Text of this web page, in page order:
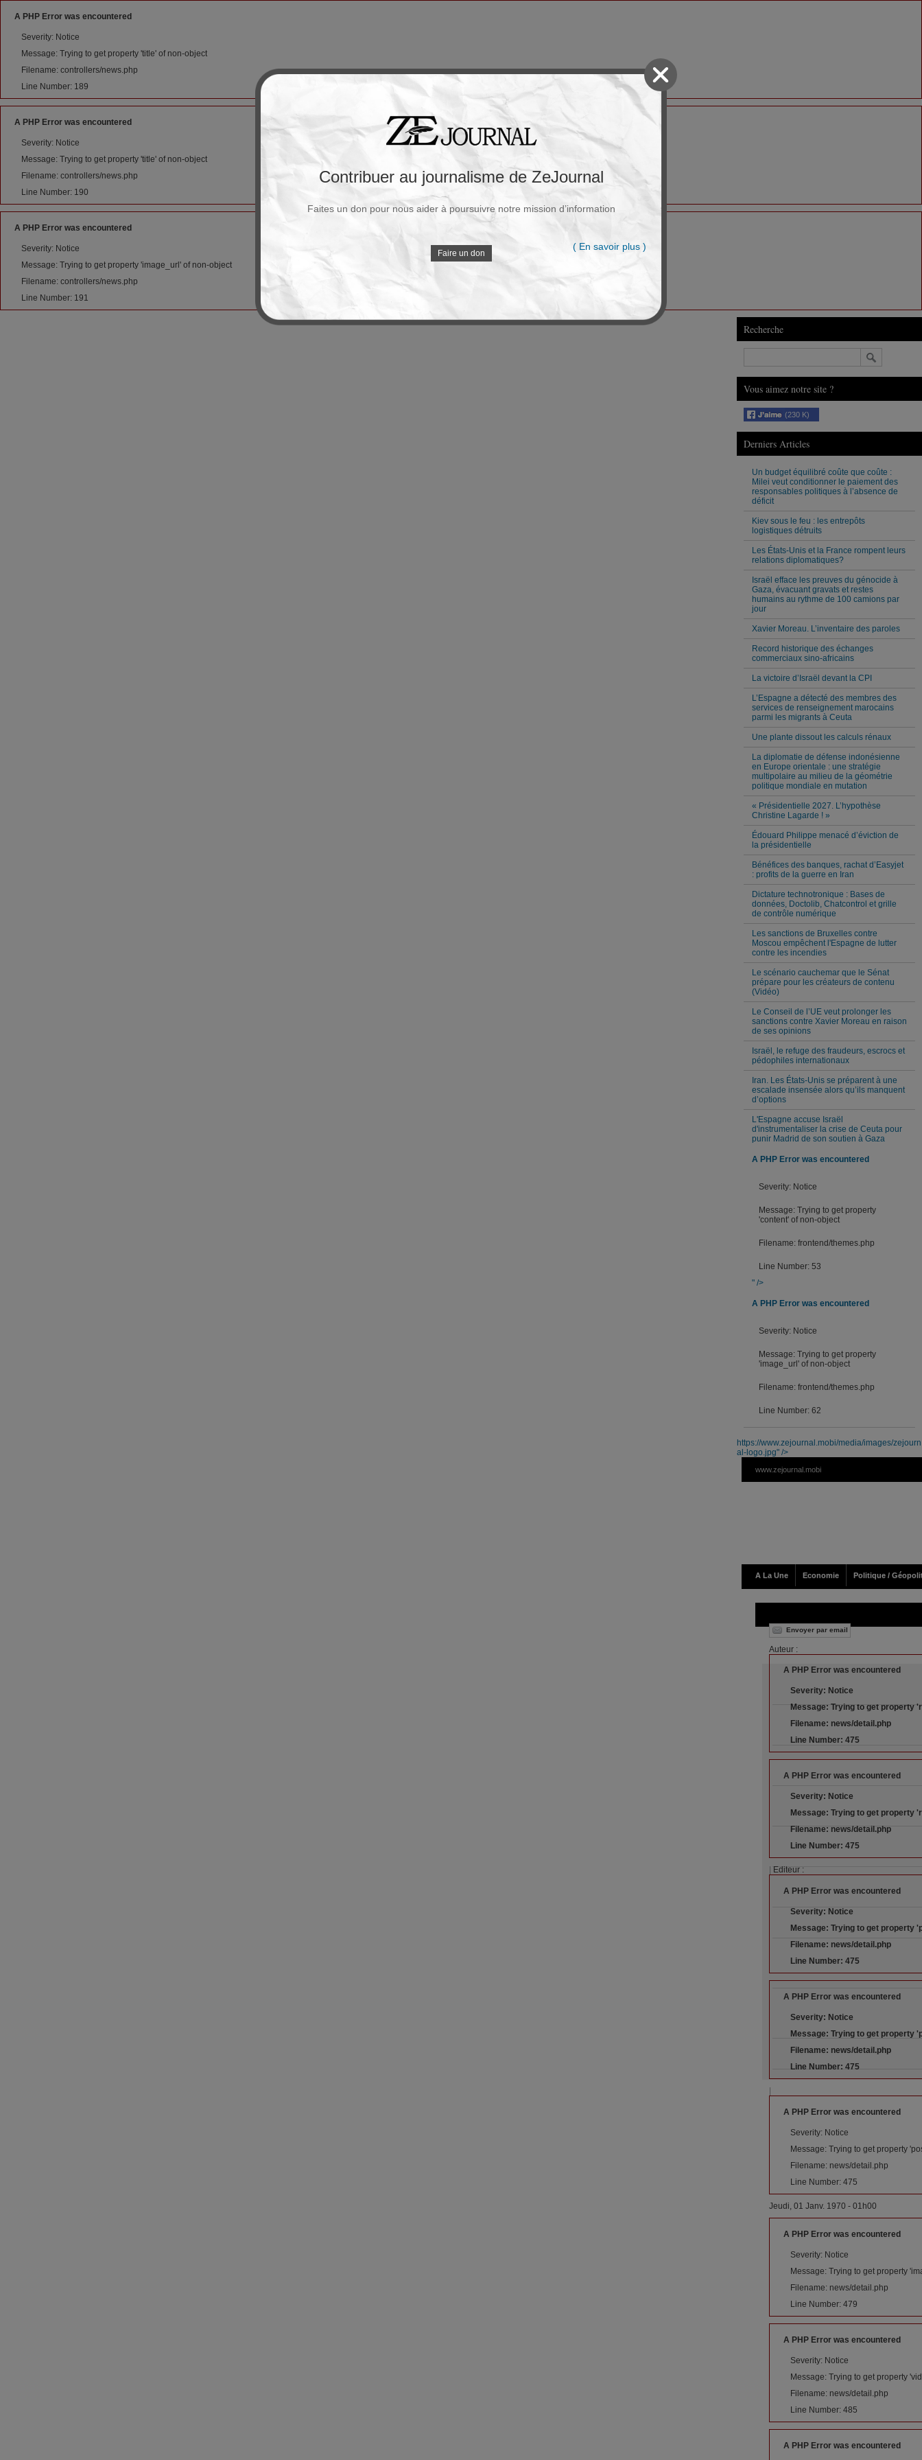
A PHP Error was encountered
Severity: Notice
Message: Trying to get property 'title' of non-object
Filename: controllers/news.php
Line Number: 189
A PHP Error was encountered
Severity: Notice
Message: Trying to get property 'title' of non-object
Filename: controllers/news.php
Line Number: 190
A PHP Error was encountered
Severity: Notice
Message: Trying to get property 'image_url' of non-object
Filename: controllers/news.php
Line Number: 191
Recherche
Vous aimez notre site ?
(230 K)
Derniers Articles
Un budget équilibré coûte que coûte :
Milei veut conditionner le paiement des
responsables politiques à l’absence de
déficit
Kiev sous le feu : les entrepôts
logistiques détruits
Les États-Unis et la France rompent leurs
relations diplomatiques?
Israël efface les preuves du génocide à
Gaza, évacuant gravats et restes
humains au rythme de 100 camions par
jour
Xavier Moreau. L’inventaire des paroles
Record historique des échanges
commerciaux sino-africains
La victoire d’Israël devant la CPI
L’Espagne a détecté des membres des
services de renseignement marocains
parmi les migrants à Ceuta
Une plante dissout les calculs rénaux
La diplomatie de défense indonésienne
en Europe orientale : une stratégie
multipolaire au milieu de la géométrie
politique mondiale en mutation
« Présidentielle 2027. L’hypothèse
Christine Lagarde ! »
Édouard Philippe menacé d’éviction de
la présidentielle
Bénéfices des banques, rachat d’Easyjet
: profits de la guerre en Iran
Dictature technotronique : Bases de
données, Doctolib, Chatcontrol et grille
de contrôle numérique
Les sanctions de Bruxelles contre
Moscou empêchent l'Espagne de lutter
contre les incendies
Le scénario cauchemar que le Sénat
prépare pour les créateurs de contenu
(Vidéo)
Le Conseil de l’UE veut prolonger les
sanctions contre Xavier Moreau en raison
de ses opinions
Israël, le refuge des fraudeurs, escrocs et
pédophiles internationaux
Iran. Les États-Unis se préparent à une
escalade insensée alors qu’ils manquent
d’options
L'Espagne accuse Israël
d'instrumentaliser la crise de Ceuta pour
punir Madrid de son soutien à Gaza
A PHP Error was encountered
Severity: Notice
Message: Trying to get property
'content' of non-object
Filename: frontend/themes.php
Line Number: 53
" />
A PHP Error was encountered
Severity: Notice
Message: Trying to get property
'image_url' of non-object
Filename: frontend/themes.php
Line Number: 62
https://www.zejournal.mobi/media/images/zejourn
al-logo.jpg" />
www.zejournal.mobi
A La Une Economie Politique /
Envoyer par email
Auteur :
A PHP Error was encountered
Severity: Notice
Message: Trying to get property
Filename: news/detail.php
Line Number: 475
A PHP Error was encountered
Severity: Notice
Message: Trying to get property
Filename: news/detail.php
Line Number: 475
Editeur :
A PHP Error was encountered
Severity: Notice
Message: Trying to get property
Filename: news/detail.php
Line Number: 475
A PHP Error was encountered
Severity: Notice
Message: Trying to get property
Filename: news/detail.php
Line Number: 475
A PHP Error was encountered
Severity: Notice
Message: Trying to get property
Filename: news/detail.php
Line Number: 475
Jeudi, 01 Janv. 1970 - 01h00
A PHP Error was encountered
Severity: Notice
Message: Trying to get property
Filename: news/detail.php
Line Number: 479
A PHP Error was encountered
Severity: Notice
Message: Trying to get property
Filename: news/detail.php
Line Number: 485
A PHP Error was encountered
Contribuer au journalisme de ZeJournal
Faites un don pour nous aider à poursuivre notre mission d’information
Faire un don
( En savoir plus )